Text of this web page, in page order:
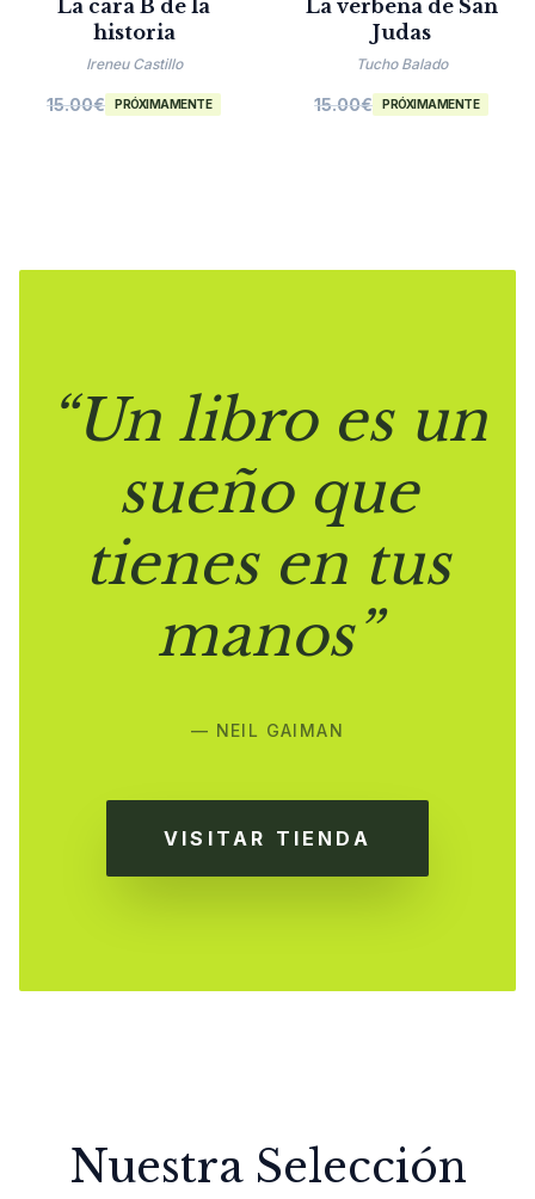
La cara B de la
historia
Ireneu Castillo
15.00€ PRÓXIMAMENTE
La verbena de San
Judas
Tucho Balado
15.00€ PRÓXIMAMENTE
“Un libro es un
sueño que
tienes en tus
manos”
— NEIL GAIMAN
VISITAR TIENDA
Nuestra Selección